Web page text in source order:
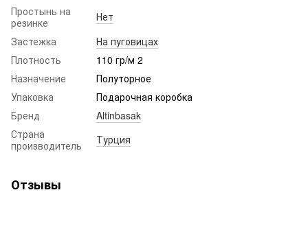
Простынь на
резинке
Нет
Застежка
На пуговицах
Плотность
110 гр/м 2
Назначение
Полуторное
Упаковка
Подарочная коробка
Бренд
Altinbasak
Страна
производитель
Турция
Отзывы